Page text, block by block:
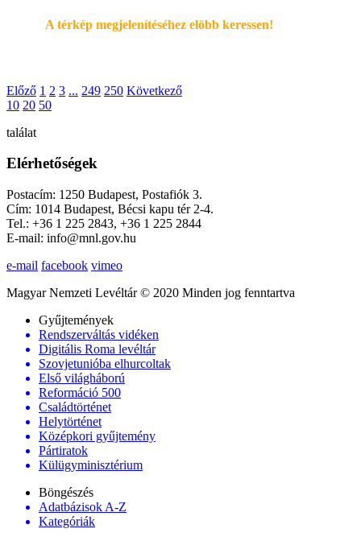
A térkép megjelenítéséhez elöbb keressen!
Előző 1 2 3 ... 249 250 Következő
10 20 50
találat
Elérhetőségek
Postacím: 1250 Budapest, Postafiók 3.
Cím: 1014 Budapest, Bécsi kapu tér 2-4.
Tel.: +36 1 225 2843, +36 1 225 2844
E-mail: info@mnl.gov.hu
e-mail facebook vimeo
Magyar Nemzeti Levéltár © 2020 Minden jog fenntartva
Gyűjtemények
Rendszerváltás vidéken
Digitális Roma levéltár
Szovjetunióba elhurcoltak
Első világháború
Reformáció 500
Családtörténet
Helytörténet
Középkori gyűjtemény
Pártiratok
Külügyminisztérium
Böngészés
Adatbázisok A-Z
Kategóriák